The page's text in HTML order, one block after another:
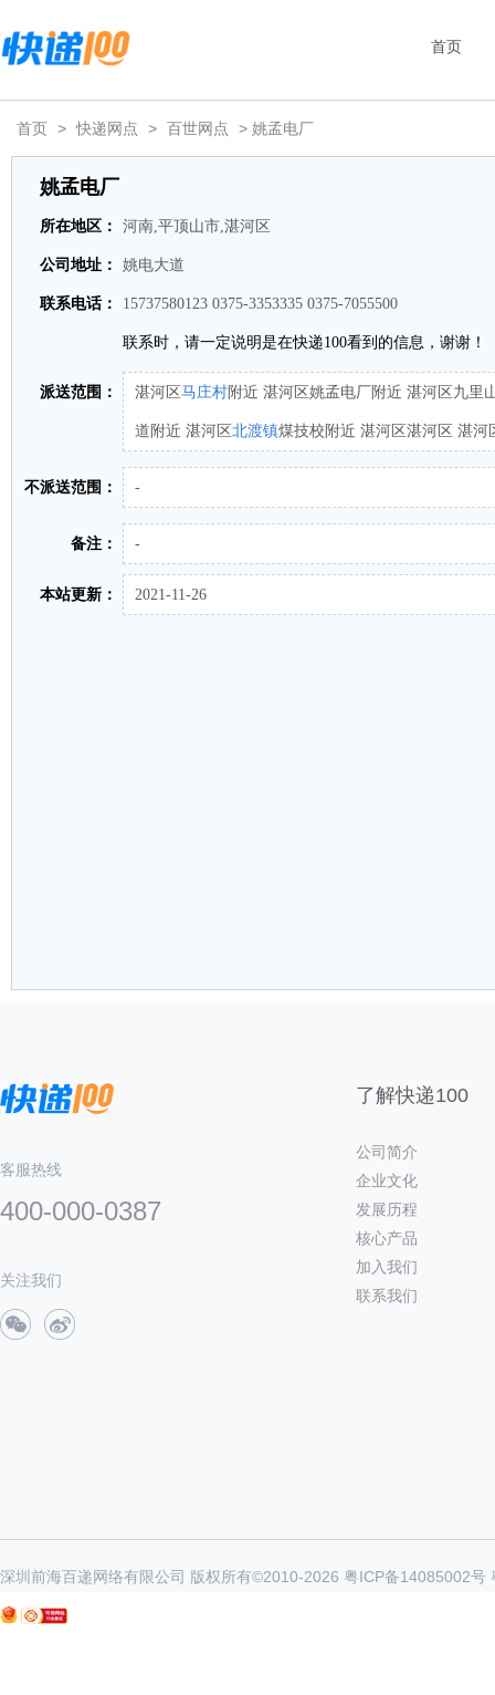
首页
首页 > 快递网点 > 百世网点 > 姚孟电厂
姚孟电厂
所在地区： 河南,平顶山市,湛河区
公司地址： 姚电大道
联系电话： 15737580123 0375-3353335 0375-7055500
联系时，请一定说明是在快递100看到的信息，谢谢！
派送范围： 湛河区马庄村附近 湛河区姚孟电厂附近 湛河区九里
道附近 湛河区北渡镇煤技校附近 湛河区湛河区 湛河
不派送范围： -
备注： -
本站更新： 2021-11-26
客服热线
400-000-0387
关注我们
了解快递100
公司简介
企业文化
发展历程
核心产品
加入我们
联系我们
深圳前海百递网络有限公司 版权所有©2010-2026 粤ICP备14085002号